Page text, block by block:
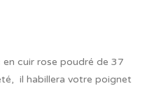
cuir rose poudré de 37
il habillera votre poignet